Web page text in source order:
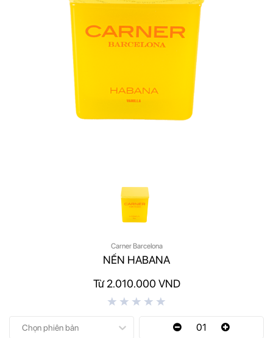
Carner Barcelona
NẾN HABANA
Từ 2.010.000 VND
Chọn phiên bản 01